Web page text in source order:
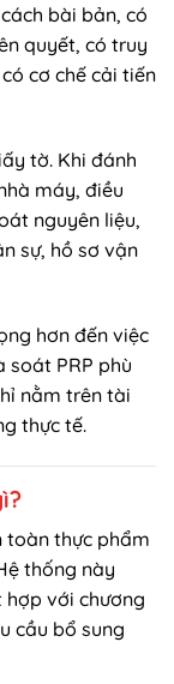
bài bản, có
quyết, có truy
cơ chế cải tiến
tờ. Khi đánh
máy, điều
nguyên liệu,
sự, hồ sơ vận
hơn đến việc
soát PRP phù
nằm trên tài
thực tế.
toàn thực phẩm
thống này
hợp với chương
cầu bổ sung